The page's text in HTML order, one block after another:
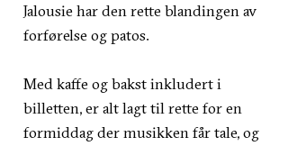
Jalousie har den rette blandingen av
forførelse og patos.
Med kaffe og bakst inkludert i
billetten, er alt lagt til rette for en
formiddag der musikken får tale, og